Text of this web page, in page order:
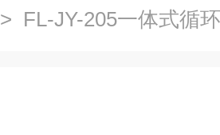
> FL-JY-205一体式循